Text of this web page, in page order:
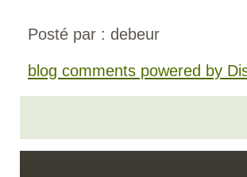
Posté par : debeur
blog comments powered by